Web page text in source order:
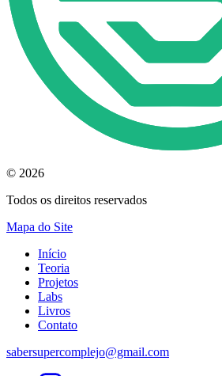
© 2026
Todos os direitos reservados
Mapa do Site
Início
Teoria
Projetos
Labs
Livros
Contato
sabersupercomplejo@gmail.com